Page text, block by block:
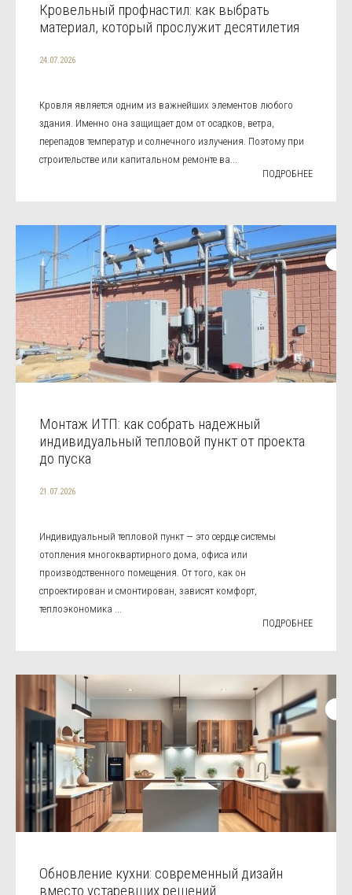
Кровельный профнастил: как выбрать
материал, который прослужит десятилетия
24.07.2026
Кровля является одним из важнейших элементов любого
здания. Именно она защищает дом от осадков, ветра,
перепадов температур и солнечного излучения. Поэтому при
строительстве или капитальном ремонте ва...
ПОДРОБНЕЕ
Монтаж ИТП: как собрать надежный
индивидуальный тепловой пункт от проекта
до пуска
21.07.2026
Индивидуальный тепловой пункт — это сердце системы
отопления многоквартирного дома, офиса или
производственного помещения. От того, как он
спроектирован и смонтирован, зависят комфорт,
теплоэкономика ...
ПОДРОБНЕЕ
Обновление кухни: современный дизайн
вместо устаревших решений